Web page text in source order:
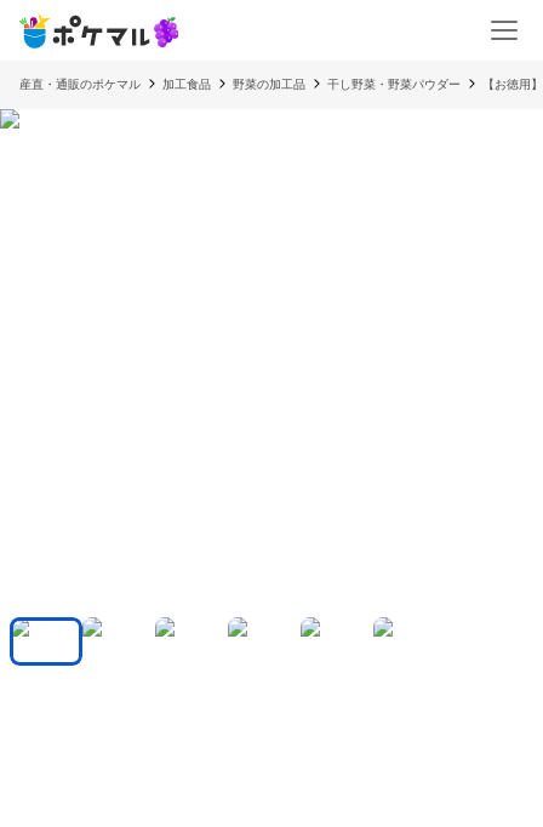
産直・通販のポケマル 加工食品 野菜の加工品 干し野菜・野菜パウダー 【お徳用